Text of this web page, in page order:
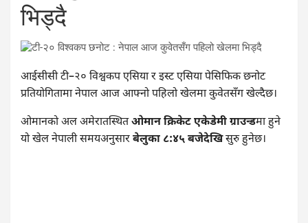
भिड्दै
आईसीसी टी–२० विश्वकप एसिया र इस्ट एसिया पेसिफिक छनोट
प्रतियोगितामा नेपाल आज आफ्नो पहिलो खेलमा कुवेतसँग खेल्दैछ।
ओमानको अल अमेरातस्थितओमान क्रिकेट एकेडेमी ग्राउन्डमा हुने
यो खेल नेपाली समयअनुसारबेलुका ८:४५ बजेदेखिसुरु हुनेछ।